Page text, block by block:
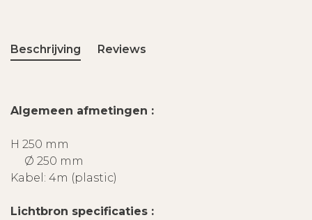
Beschrijving Reviews
Algemeen afmetingen :
H 250 mm
Ø 250 mm
Kabel: 4m (plastic)
Lichtbron specificaties :